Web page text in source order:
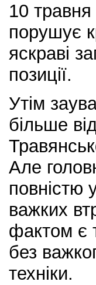
10
порушує
яскраві
позиції.
Утім
більше
Але
повністю
важких
фактом є
без
техніки.